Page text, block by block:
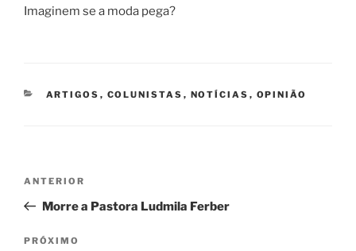
Imaginem se a moda pega?
CATEGORIAS
ARTIGOS , COLUNISTAS , NOTÍCIAS , OPINIÃO
Post
Post
anterior
ANTERIOR
Morre a Pastora Ludmila Ferber
Próximo
PRÓXIMO